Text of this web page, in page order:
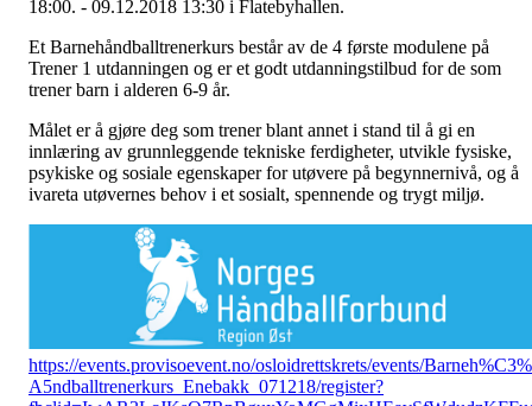
18:00. - 09.12.2018 13:30 i Flatebyhallen.
Et Barnehåndballtrenerkurs består av de 4 første modulene på
Trener 1 utdanningen og er et godt utdanningstilbud for de som
trener barn i alderen 6-9 år.
Målet er å gjøre deg som trener blant annet i stand til å gi en
innlæring av grunnleggende tekniske ferdigheter, utvikle fysiske,
psykiske og sosiale egenskaper for utøvere på begynnernivå, og å
ivareta utøvernes behov i et sosialt, spennende og trygt miljø.
https://events.provisoevent.no/osloidrettskrets/events/Barneh%C3%
A5ndballtrenerkurs_Enebakk_071218/register?